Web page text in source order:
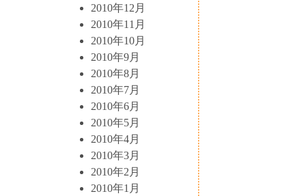
2010年12月
2010年11月
2010年10月
2010年9月
2010年8月
2010年7月
2010年6月
2010年5月
2010年4月
2010年3月
2010年2月
2010年1月